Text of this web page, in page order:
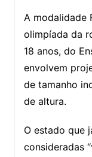
A modalidade
olimpíada da
18 anos, do
envolvem
de tamanho
de altura.
O estado que
consideradas